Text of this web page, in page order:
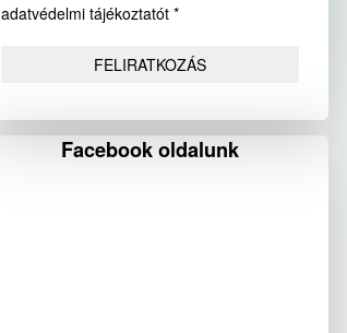
adatvédelmi tájékoztatót *
Facebook oldalunk